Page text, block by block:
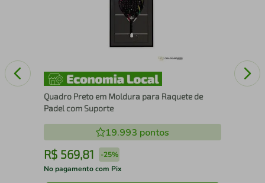
Quadro Preto em Moldura para Raquete de
Padel com Suporte
19.993 pontos
R$ 569,81 -25%
No pagamento com Pix